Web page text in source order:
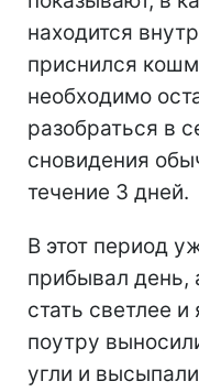
находится
приснился
необходимо
разобраться в
сновидения
течение 3 дней.
В этот период
прибывал день,
стать светлее
поутру
угли и